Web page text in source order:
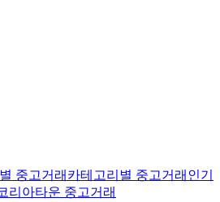
중고거래 카테고리별 중고거래 인기
리아타운 중고거래